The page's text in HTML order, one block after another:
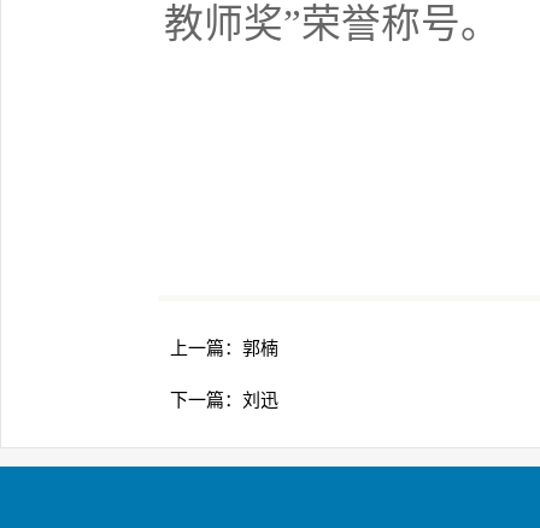
教师奖”荣誉称号。
上一篇：郭楠
下一篇：刘迅